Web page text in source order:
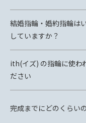
結婚指輪・婚約指輪は
していますか？
ith(イズ) の指輪に使わ
ださい
完成までにどのくらい